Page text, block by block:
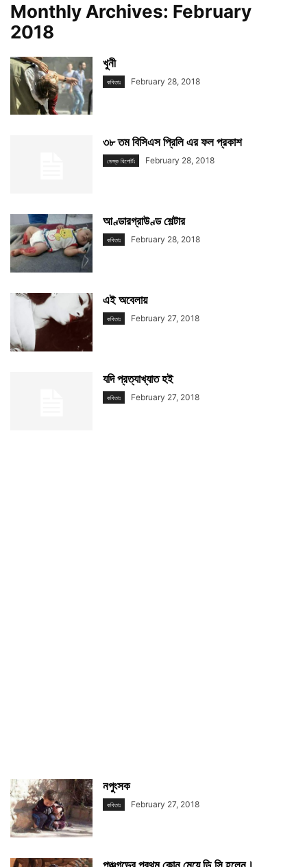
Monthly Archives: February
2018
খুনী
কবিতাঃ February 28, 2018
৩৮ তম বিসিএস প্রিলি এর ফল প্রকাশ
ডেস্ক রিপোর্টঃ February 28, 2018
আণ্ডারগ্রাউণ্ড শেল্টার
কবিতাঃ February 28, 2018
এই অবেলায়
কবিতাঃ February 27, 2018
যদি প্রত্যাখ্যাত হই
কবিতাঃ February 27, 2018
নপুংসক
কবিতাঃ February 27, 2018